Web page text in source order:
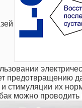
предотвращению
стимуляции их
можно